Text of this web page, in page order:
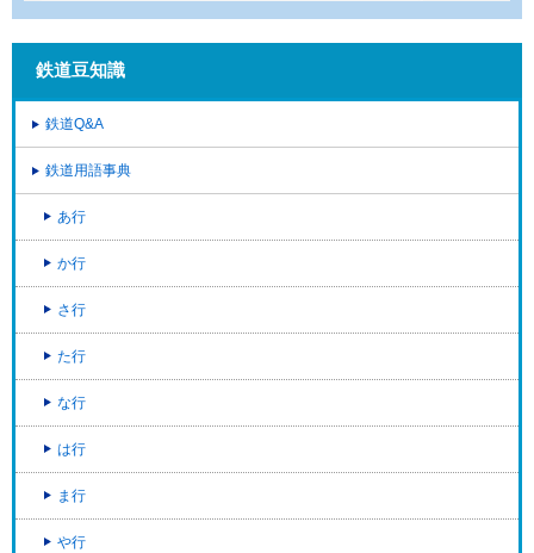
鉄道豆知識
鉄道Q&A
鉄道用語事典
あ行
か行
さ行
た行
な行
は行
ま行
や行